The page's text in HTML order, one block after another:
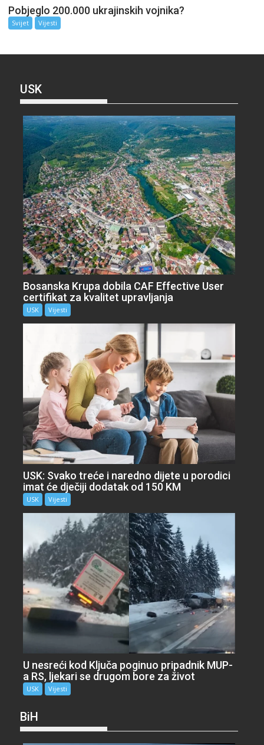
Pobjeglo 200.000 ukrajinskih vojnika?
Svijet Vijesti
USK
Bosanska Krupa dobila CAF Effective User
certifikat za kvalitet upravljanja
USK Vijesti
USK: Svako treće i naredno dijete u porodici
imat će dječiji dodatak od 150 KM
USK Vijesti
U nesreći kod Ključa poginuo pripadnik MUP-
a RS, ljekari se drugom bore za život
USK Vijesti
BiH